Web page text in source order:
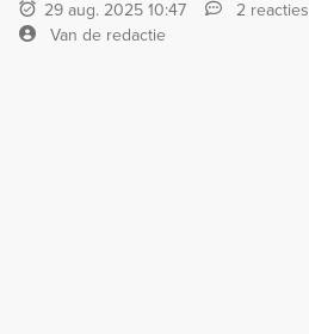
29 aug. 2025 10:47
2 reacties
Van de redactie